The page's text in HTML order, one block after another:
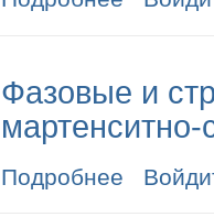
Фазовые и
Подробнее о Фазовые и